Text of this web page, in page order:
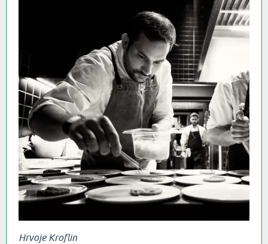
Hrvoje Kroflin